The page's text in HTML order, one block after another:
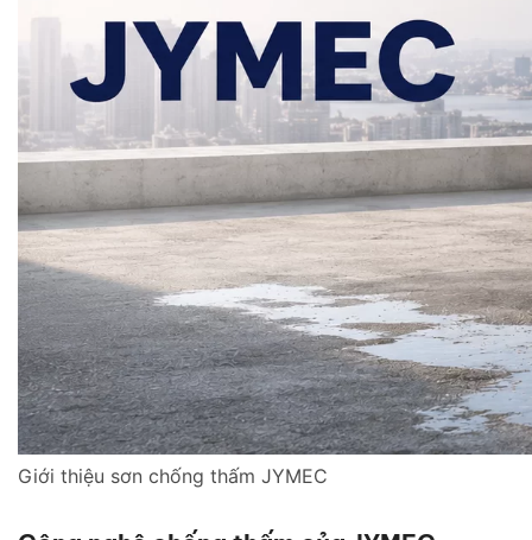
Giới thiệu sơn chống thấm JYMEC